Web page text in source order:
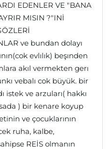
EDENLER VE "BANA
MISIN ?"INİ
ve bundan dolayı
evlılık) beşınden
akıl vermekten gerı
vebalı cok büyük. bir
istek ve arzuları( hakkı
) bir kenare koyup
ve çocuklarının
ruha, kalbe,
REİS olmanın